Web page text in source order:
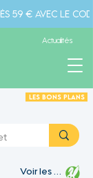
59 € avec le
Actualités
Les Bons plans
Voir les points